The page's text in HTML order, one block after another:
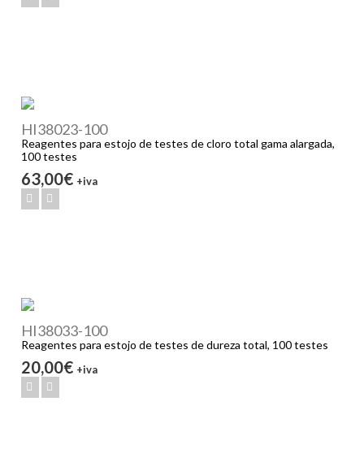
HI38023-100
Reagentes para estojo de testes de cloro total gama alargada,
100 testes
63,00€ +iva
HI38033-100
Reagentes para estojo de testes de dureza total, 100 testes
20,00€ +iva